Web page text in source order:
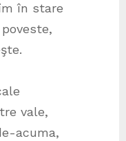
în stare
vale,
acuma,